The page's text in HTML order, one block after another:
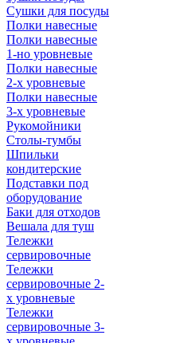
Сушки для посуды
Полки навесные
Полки навесные
1-но уровневые
Полки навесные
2-х уровневые
Полки навесные
3-х уровневые
Рукомойники
Столы-тумбы
Шпильки
кондитерские
Подставки под
оборудование
Баки для отходов
Вешала для туш
Тележки
сервировочные
Тележки
сервировочные 2-
х уровневые
Тележки
сервировочные 3-